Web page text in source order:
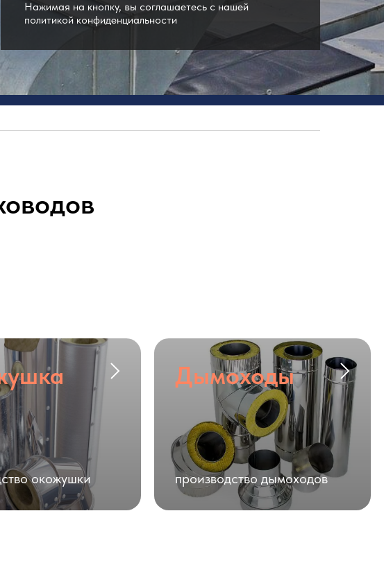
Нажимая на кнопку, вы соглашаетесь c нашей
политикой конфиденциальности
окожушки
Дымоходы
производство дымоходов